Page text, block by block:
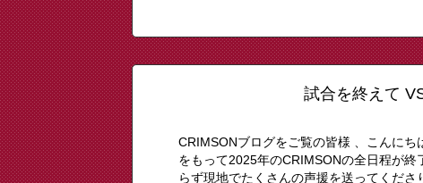
試合を終えて
CRIMSONブログをご覧の皆様 、こんに
をもって2025年のCRIMSONの全日程が
らず現地でたくさんの声援を送ってくだ